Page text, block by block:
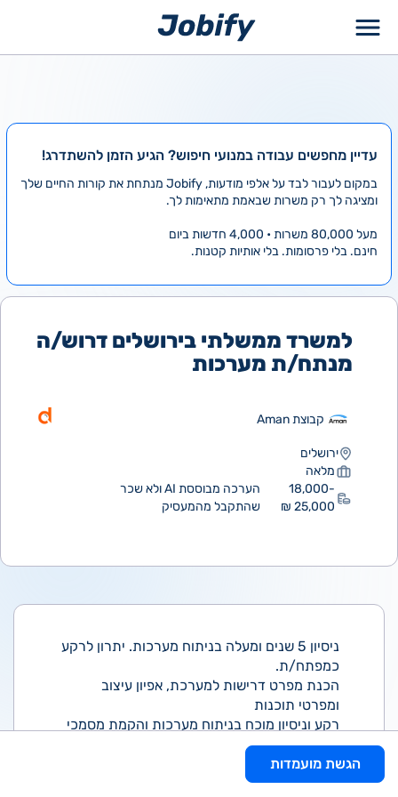
עדיין מחפשים עבודה במנועי חיפוש? הגיע הזמן להשתדרג!
במקום לעבור לבד על אלפי מודעות, Jobify מנתחת את קורות החיים שלך
ומציגה לך רק משרות שבאמת מתאימות לך.
מעל 80,000 משרות • 4,000 חדשות ביום
חינם. בלי פרסומות. בלי אותיות קטנות.
למשרד ממשלתי בירושלים דרוש/ה
מנתח/ת מערכות
קבוצת Aman
ירושלים
מלאה
18,000-
25,000 ₪
הערכה מבוססת AI ולא שכר
שהתקבל מהמעסיק
ניסיון 5 שנים ומעלה בניתוח מערכות. יתרון לרקע
כמפתח/ת.
הכנת מפרט דרישות למערכת, אפיון עיצוב
ומפרטי תוכנות
רקע וניסיון מוכח בניתוח מערכות והקמת מסמכי
אפיון, בקרה וכדומה.
ניסיון מוכח בעבודה מול לקוחות בניתוח ואפיון
מערכות
הגשת מועמדות